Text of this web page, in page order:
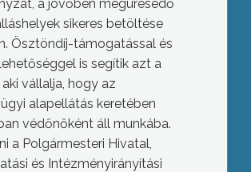
a jövőben megüresedő
sikeres betöltése
Ösztöndíj-támogatással és
is segítik azt a
vállalja, hogy az
alapellátás keretében
védőnőként áll munkába.
a Polgármesteri Hivatal,
és Intézményirányítási